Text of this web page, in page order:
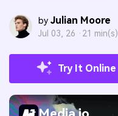
by Julian Moore
Jul 03, 26 · 21 min(s)
Try It Online